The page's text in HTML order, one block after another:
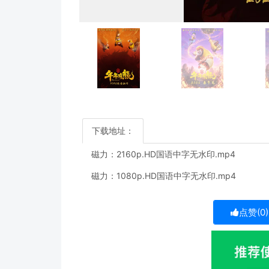
下载地址：
磁力： 2160p.HD国语中字无水印.mp4
磁力： 1080p.HD国语中字无水印.mp4
点赞(0)